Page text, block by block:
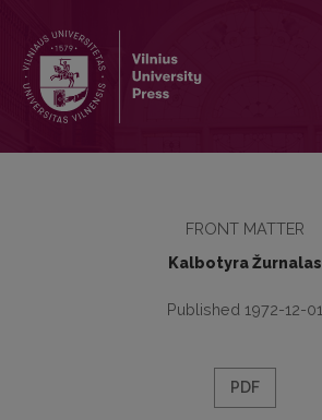
FRONT MATTER
Kalbotyra Žurnalas
Published 1972-12-01
PDF